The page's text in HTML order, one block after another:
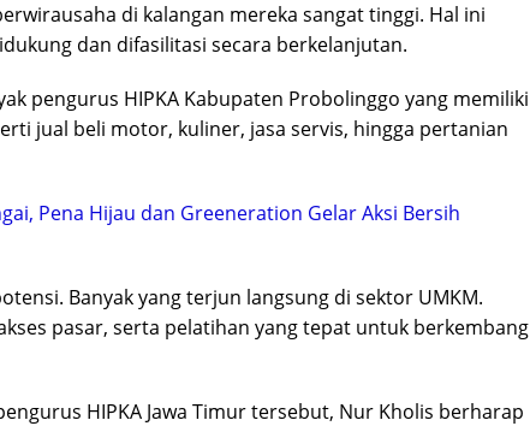
di kalangan mereka sangat tinggi. Hal ini
dan difasilitasi secara berkelanjutan.
pengurus HIPKA Kabupaten Probolinggo yang memiliki
jual beli motor, kuliner, jasa servis, hingga pertanian
Pena Hijau dan Greeneration Gelar Aksi Bersih
Banyak yang terjun langsung di sektor UMKM.
pasar, serta pelatihan yang tepat untuk berkembang
HIPKA Jawa Timur tersebut, Nur Kholis berharap